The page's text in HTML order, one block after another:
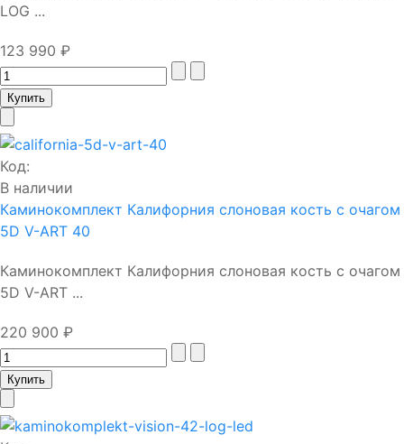
LOG ...
123 990 ₽
Код:
В наличии
Каминокомплект Калифорния слоновая кость с очагом
5D V-ART 40
Каминокомплект Калифорния слоновая кость с очагом
5D V-ART ...
220 900 ₽